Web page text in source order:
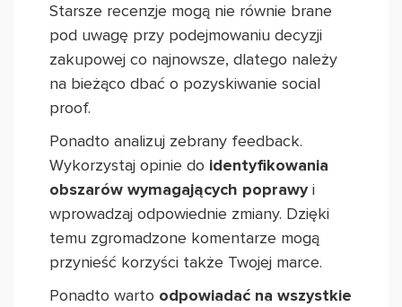
Starsze recenzje mogą nie równie brane
pod uwagę przy podejmowaniu decyzji
zakupowej co najnowsze, dlatego należy
na bieżąco dbać o pozyskiwanie social
proof.
Ponadto analizuj zebrany feedback.
Wykorzystaj opinie do identyfikowania
obszarów wymagających poprawyi
wprowadzaj odpowiednie zmiany. Dzięki
temu zgromadzone komentarze mogą
przynieść korzyści także Twojej marce.
Ponadto warto odpowiadać na wszystkie